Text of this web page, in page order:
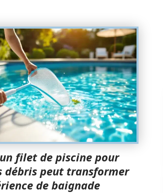
filet de piscine pour
débris peut transformer
de baignade